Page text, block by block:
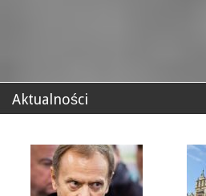
Aktualności